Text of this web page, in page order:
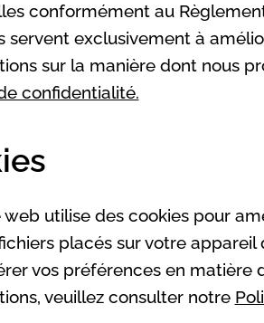
conformément au
servent exclusivement à
sur la manière dont nous
confidentialité.
web utilise des cookies pour
placés sur votre
vos préférences en matière
veuillez consulter notre